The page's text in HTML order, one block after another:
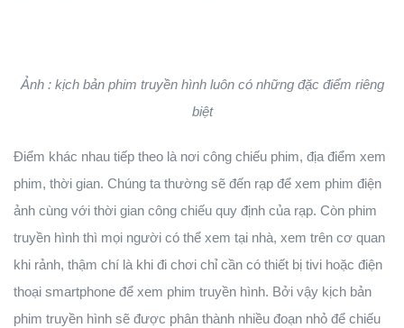
Ảnh : kịch bản phim truyền hình luôn có những đặc điểm riêng
biệt
Điểm khác nhau tiếp theo là nơi công chiếu phim, địa điểm xem
phim, thời gian. Chúng ta thường sẽ đến rạp để xem phim điện
ảnh cùng với thời gian công chiếu quy định của rạp. Còn phim
truyền hình thì mọi người có thể xem tại nhà, xem trên cơ quan
khi rảnh, thậm chí là khi đi chơi chỉ cần có thiết bị tivi hoặc điện
thoại smartphone để xem phim truyền hình. Bởi vậy kịch bản
phim truyền hình sẽ được phân thành nhiều đoạn nhỏ để chiếu